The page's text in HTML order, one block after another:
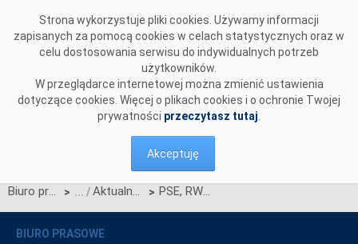
Strona wykorzystuje pliki cookies. Używamy informacji
zapisanych za pomocą cookies w celach statystycznych oraz w
celu dostosowania serwisu do indywidualnych potrzeb
użytkowników.
W przeglądarce internetowej można zmienić ustawienia
dotyczące cookies. Więcej o plikach cookies i o ochronie Twojej
prywatności przeczytasz tutaj
Akceptuję
Biuro prasowe > Aktualności > PSE, RWE i PGE zacieśniają współpracę w zakresie rozwoju sieci i zwiększenia niezawodności zasilania Warszawy
BIURO PRASOWE